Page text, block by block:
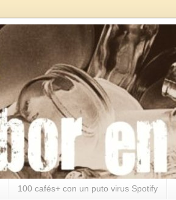
100 cafés+ con un puto virus Spotify